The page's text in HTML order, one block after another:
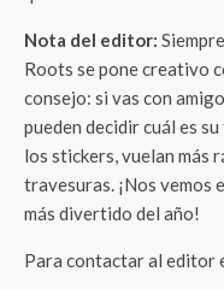
Nota del editor:
Roots se pone creativo
consejo: si vas con
pueden decidir cuál es
los stickers, vuelan más
travesuras. ¡Nos vemos
más divertido del año!
Para contactar al editor